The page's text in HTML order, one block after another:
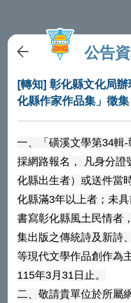
公告
[轉知] 彰化縣文化局
化縣作家作品集」徵
一、「磺溪文學第34輯
採網路報名， 凡身分證
化縣出生者）或送件當
化縣滿3年以上者；未
書寫彰化縣風土民情者
集出版之傳統詩及新詩
等現代文學作品創作為
115年3月31日止。
二、敬請貴單位於所屬